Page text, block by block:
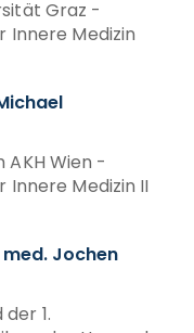
Graz -
Innere Medizin
Wien -
Innere Medizin II
med. Jochen
1.